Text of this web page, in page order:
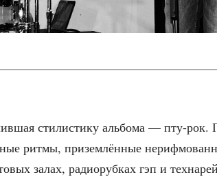
сти­ли­сти­ку аль­бо­ма — пту-рок.
рит­мы, при­зем­лён­ные
залах, радио­руб­ках гэп и